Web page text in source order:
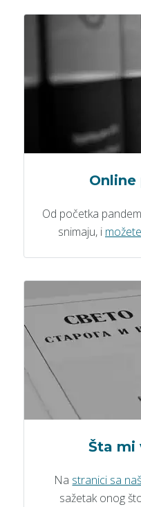
Od početka
snimaju, i
Šta mi
Na stranici sa
sažetak onog